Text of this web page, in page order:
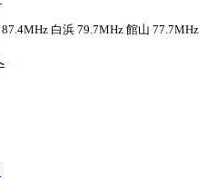
白浜 79.7MHz 館山 77.7MHz